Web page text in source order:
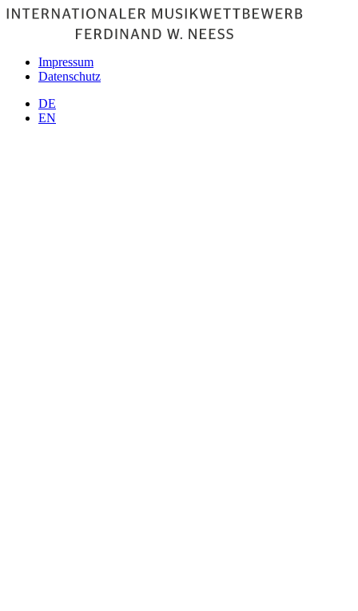
Impressum
Datenschutz
DE
EN